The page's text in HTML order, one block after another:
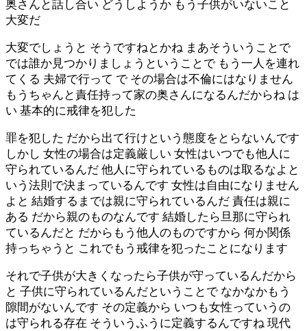
奥さんと話し合い どうしようか もう子供がいないこと
大変だ
大変でしょうと そうですねとかね まあそういうことで
では誰か見つかりましょうということで もう一人を連れ
てくる 夫婦で行って で その場合は不倫にはなりません
もうちゃんと責任持って家の奥さんになるんだからね は
い 基本的に戒律を犯した
罪を犯した だから出て行けという態度をとらないんです
しかし 女性の場合は定義厳しい 女性はいつでも他人に
守られているんだ 他人に守られているものは取るなよと
いう法則で決まっているんです 女性は自由になりません
よと 結婚するまでは親に守られているんだ 責任は親に
ある だから親のものなんです 結婚したら旦那に守られ
ているんだと だからもう他人のものですから 何か関係
持っちゃうと これでもう戒律を犯ったことになります
それで子供が大きくなったら子供が守っているんだから
と 子供に守られているんだということで なかなかもう
隙間がないんです その定義から いつも女性っていうの
は守られる存在 そういうふうに定義するんですね 現代